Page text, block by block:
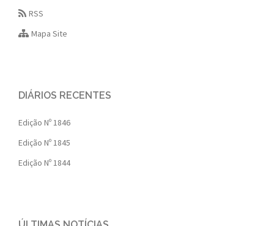
RSS
Mapa Site
DIÁRIOS RECENTES
Edição Nº 1846
Edição Nº 1845
Edição Nº 1844